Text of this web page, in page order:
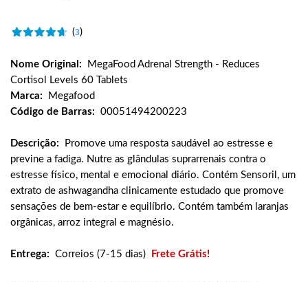
(3)
Nome Original:
MegaFood Adrenal Strength - Reduces
Cortisol Levels 60 Tablets
Marca:
Megafood
Código de Barras: 00051494200223
Descrição:
Promove uma resposta saudável ao estresse e
previne a fadiga. Nutre as glândulas suprarrenais contra o
estresse físico, mental e emocional diário. Contém Sensoril, um
extrato de ashwagandha clinicamente estudado que promove
sensações de bem-estar e equilíbrio. Contém também laranjas
orgânicas, arroz integral e magnésio.
Entrega: Correios (7-15 dias) Frete Grátis!